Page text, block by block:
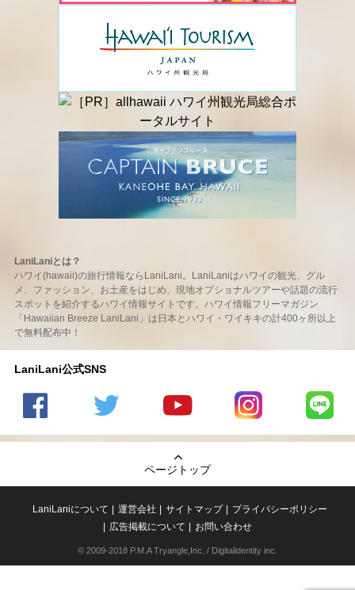
LaniLaniとは？
ハワイ(hawaii)の旅行情報ならLaniLani。LaniLaniはハワイの観光、グル
メ、ファッション、お土産をはじめ、現地オプショナルツアーや話題の流行
スポットを紹介するハワイ情報サイトです。ハワイ情報フリーマガジン
「Hawaiian Breeze LaniLani」は日本とハワイ・ワイキキの計400ヶ所以上
で無料配布中！
LaniLani公式SNS
の
のtwitter
の
Youtube
チャンネ
LaniLani
LaniLani
ページトップ
LaniLaniについて 運営会社 サイトマップ
プライバシーポリシー
広告掲載について
お問い合わせ
© 2009-2018 P.M.A Tryangle,Inc. / Digitalidentity inc.